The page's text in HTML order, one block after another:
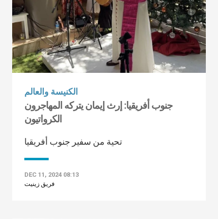
الكنيسة والعالم
جنوب أفريقيا: إرث إيمان يتركه المهاجرون
الكرواتيون
تحية من سفير جنوب أفريقيا
DEC 11, 2024 08:13
فريق زينيت